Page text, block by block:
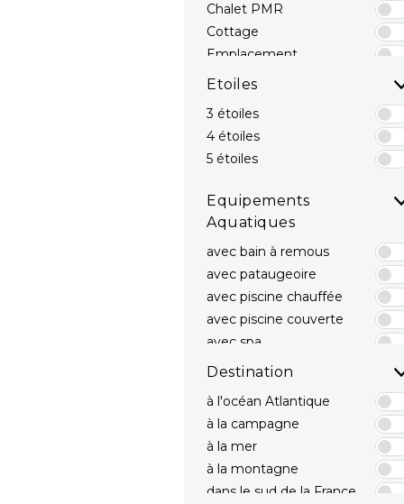
Chalet PMR
Cottage
Emplacement
Emplacements avec
sanitaires privés
Hébergements Insolites
Mobil-home
Mobil-home avec spa
Mobil-home Luxe
Mobil-home PMR
Etoiles
3 étoiles
4 étoiles
5 étoiles
Equipements
Aquatiques
avec bain à remous
avec pataugeoire
avec piscine chauffée
avec piscine couverte
avec spa
avec toboggans
Destination
à l'océan Atlantique
à la campagne
à la mer
à la montagne
dans le sud de la France